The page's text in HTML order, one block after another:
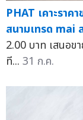
PHAT เคาะรา
สนามเทรด mai
2.00 บาท เสนอข
ที... 31 ก.ค.